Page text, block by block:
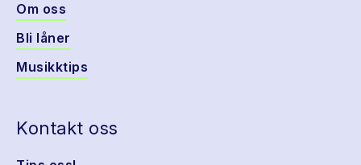
Om oss
Bli låner
Musikktips
Kontakt oss